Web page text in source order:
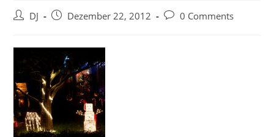
Beitrags-
DJ
BeitragDezember 22, 2012
Beitrags-
0 Comments